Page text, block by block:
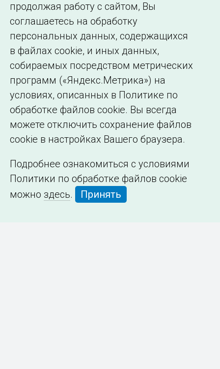
образовательной
организации
продолжая работу с сайтом, Вы
соглашаетесь на обработку
персональных данных, содержащихся
в файлах cookie, и иных данных,
собираемых посредством метрических
программ («Яндекс.Метрика») на
условиях, описанных в Политике по
обработке файлов cookie. Вы всегда
можете отключить сохранение файлов
cookie в настройках Вашего браузера.
Подробнее ознакомиться с условиями
Политики по обработке файлов cookie
можно здесь. Принять